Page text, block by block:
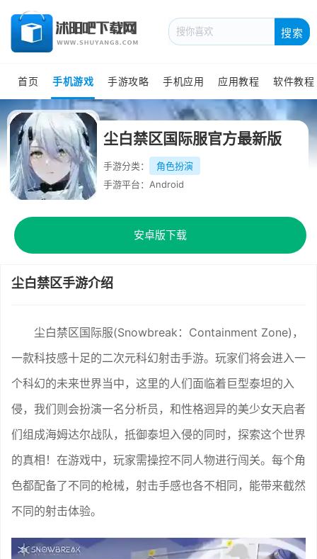
搜索
首页 手机游戏 手游攻略 手机应用 应用教程 软件教程
尘白禁区国际服官方最新版
手游分类：
角色扮演
手游平台：Android
安卓版下载
尘白禁区手游介绍
尘白禁区国际服(Snowbreak：Containment Zone)，
一款科技感十足的二次元科幻射击手游。玩家们将会进入一
个科幻的未来世界当中，这里的人们面临着巨型泰坦的入
侵，我们则会扮演一名分析员，和性格迥异的美少女天启者
们组成海姆达尔战队，抵御泰坦入侵的同时，探索这个世界
的真相！在游戏中，玩家需操控不同人物进行闯关。每个角
色都配备了不同的枪械，射击手感也各不相同，能带来截然
不同的射击体验。